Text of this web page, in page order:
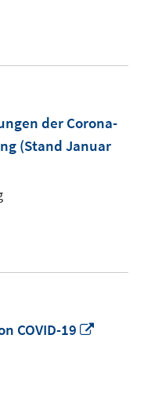
der Corona-
(Stand Januar
COVID-19